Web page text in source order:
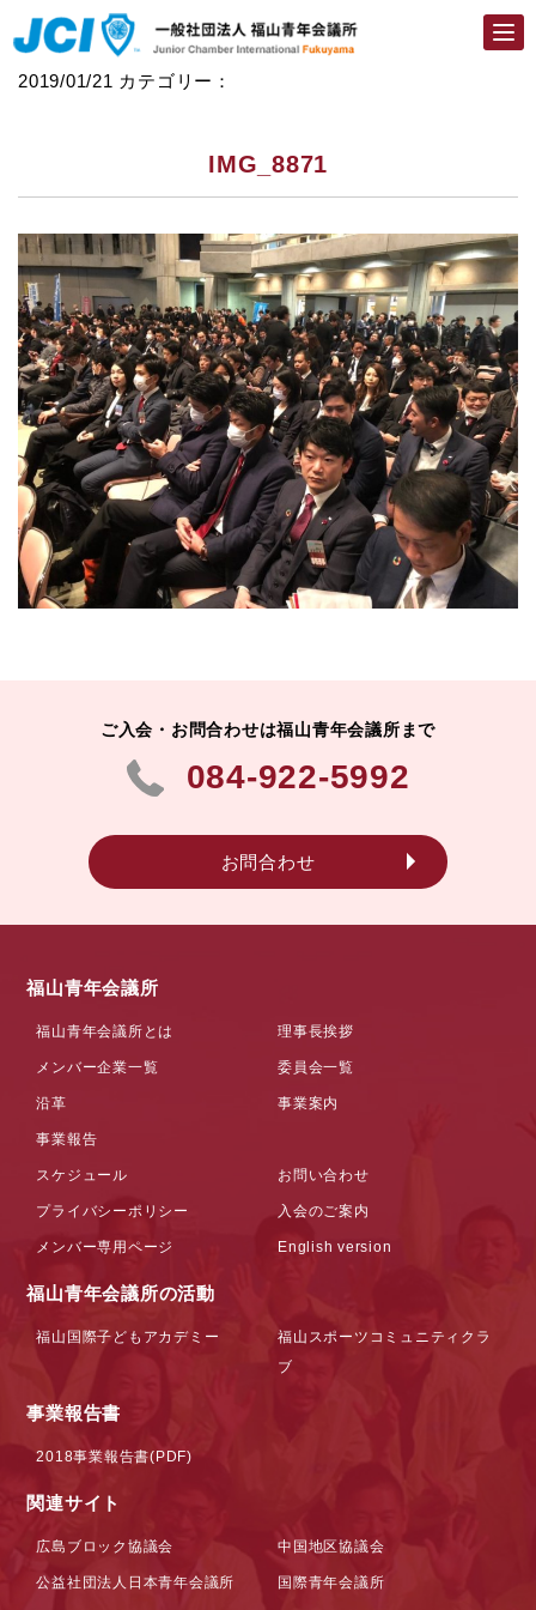
2019/01/21 カテゴリー：
IMG_8871
ご入会・お問合わせは福山青年会議所まで
084-922-5992
お問合わせ
福山青年会議所
福山青年会議所とは 理事長挨拶
メンバー企業一覧 委員会一覧
沿革 事業案内
事業報告
スケジュール お問い合わせ
プライバシーポリシー 入会のご案内
メンバー専用ページ English version
福山青年会議所の活動
福山国際子どもアカデミー
福山スポーツコミュニティクラ
ブ
事業報告書
2018事業報告書(PDF)
関連サイト
広島ブロック協議会 中国地区協議会
公益社団法人日本青年会議所 国際青年会議所